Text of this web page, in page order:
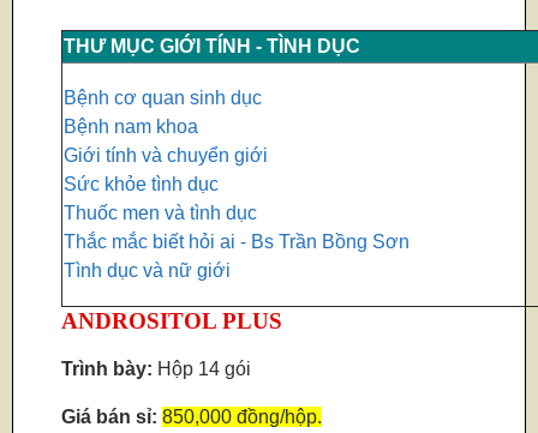
THƯ MỤC GIỚI TÍNH - TÌNH DỤC
Bệnh cơ quan sinh dục
Bệnh nam khoa
Giới tính và chuyển giới
Sức khỏe tình dục
Thuốc men và tình dục
Thắc mắc biết hỏi ai - Bs Trần Bồng Sơn
Tình dục và nữ giới
ANDROSITOL PLUS
Trình bày: Hộp 14 gói
Giá bán sỉ: 850,000 đồng/hộp.